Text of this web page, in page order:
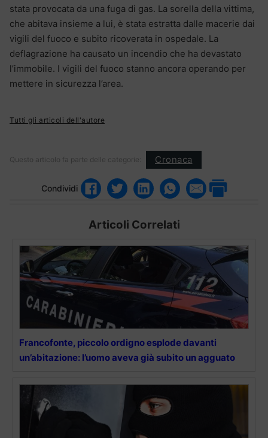
stata provocata da una fuga di gas. La sorella della vittima,
che abitava insieme a lui, è stata estratta dalle macerie dai
vigili del fuoco e subito ricoverata in ospedale. La
deflagrazione ha causato un incendio che ha devastato
l’immobile. I vigili del fuoco stanno ancora operando per
mettere in sicurezza l’area.
Tutti gli articoli dell'autore
Questo articolo fa parte delle categorie: Cronaca
Condividi
Articoli Correlati
Francofonte, piccolo ordigno esplode davanti
un’abitazione: l’uomo aveva già subito un agguato